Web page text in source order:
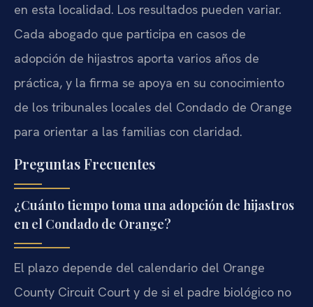
en esta localidad. Los resultados pueden variar.
Cada abogado que participa en casos de
adopción de hijastros aporta varios años de
práctica, y la firma se apoya en su conocimiento
de los tribunales locales del Condado de Orange
para orientar a las familias con claridad.
Preguntas Frecuentes
¿Cuánto tiempo toma una adopción de hijastros
en el Condado de Orange?
El plazo depende del calendario del Orange
County Circuit Court y de si el padre biológico no